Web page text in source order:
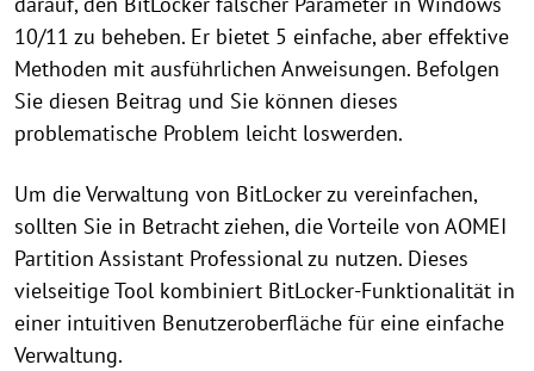
10/11 zu beheben. Er bietet 5 einfache, aber effektive
Methoden mit ausführlichen Anweisungen. Befolgen
Sie diesen Beitrag und Sie können dieses
problematische Problem leicht loswerden.
Um die Verwaltung von BitLocker zu vereinfachen,
sollten Sie in Betracht ziehen, die Vorteile von AOMEI
Partition Assistant Professional zu nutzen. Dieses
vielseitige Tool kombiniert BitLocker-Funktionalität in
einer intuitiven Benutzeroberfläche für eine einfache
Verwaltung.